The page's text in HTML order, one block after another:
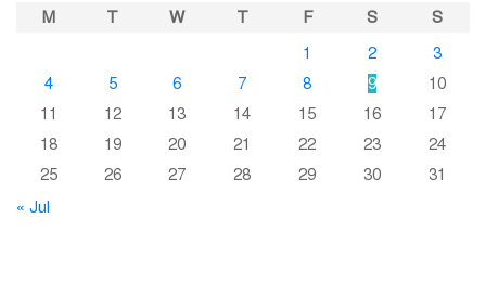
M T W T F S
S
1
2
3
4
5 6 7 8 9
10
11
12 13 14 15 16
17
18
19 20 21 22 23
24
25
26 27 28 29 30
31
« Jul